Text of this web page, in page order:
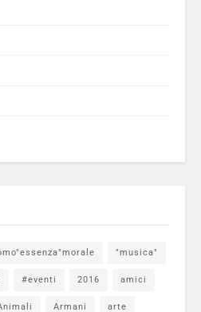
"musica"
#eventi 2016 amici
Armani arte